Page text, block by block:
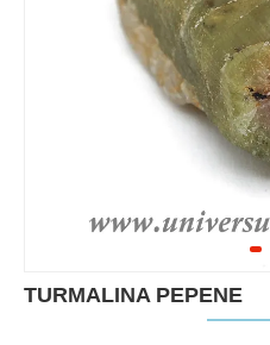
TURMALINA PEPENE